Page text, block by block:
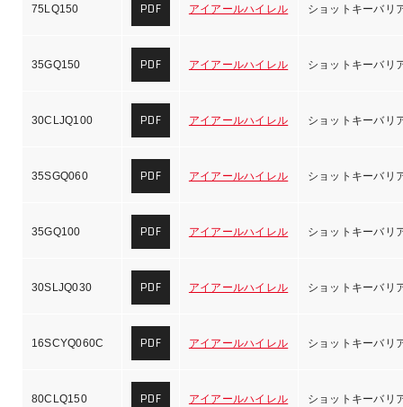
75LQ150 PDF アイアールハイレル ショットキーバリ
35GQ150 PDF アイアールハイレル ショットキーバリ
30CLJQ100 PDF アイアールハイレル ショットキーバリ
35SGQ060 PDF アイアールハイレル ショットキーバリ
35GQ100 PDF アイアールハイレル ショットキーバリ
30SLJQ030 PDF アイアールハイレル ショットキーバリ
16SCYQ060C PDF アイアールハイレル ショットキーバリ
80CLQ150 PDF アイアールハイレル ショットキーバリ